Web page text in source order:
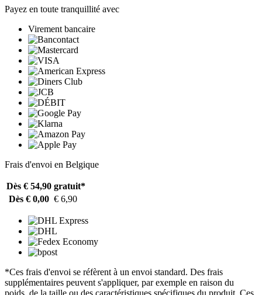
Payez en toute tranquillité avec
Virement bancaire
Frais d'envoi en Belgique
Dès € 54,90 gratuit*
Dès € 0,00 € 6,90
*Ces frais d'envoi se réfèrent à un envoi standard. Des frais
supplémentaires peuvent s'appliquer, par exemple en raison du